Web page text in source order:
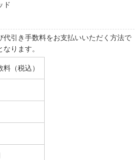
ド
代引き手数料をお支払いいただく方法で
ります。
（税込）